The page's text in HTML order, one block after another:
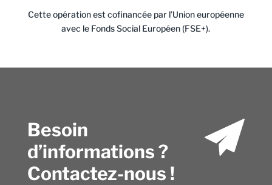
Cette opération est cofinancée par l’Union européenne
avec le Fonds Social Européen (FSE+).
Besoin
d’informations ?
Contactez-nous !